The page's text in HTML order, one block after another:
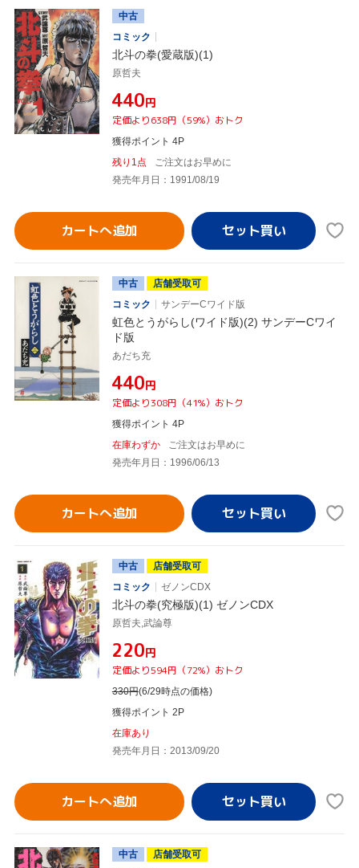
中古
コミック
北斗の拳(愛蔵版)(1)
原哲夫
¥440円
定価より638円（59%）おトク
獲得ポイント 4P
残り1点
ご注文はお早めに
発売年月日：1991/08/19
カートへ追加
中古
店舗受取可
コミック
サンデーCワイド版
虹色とうがらし(ワイド版)(2) サンデーCワイ
ド版
あだち充
¥440円
定価より308円（41%）おトク
獲得ポイント 4P
在庫わずか
ご注文はお早めに
発売年月日：1996/06/13
カートへ追加
中古
店舗受取可
コミック
ゼノンCDX
北斗の拳(究極版)(1) ゼノンCDX
原哲夫,武論尊
¥220円
定価より594円（72%）おトク
330円(6/29時点の価格)
獲得ポイント 2P
在庫あり
発売年月日：2013/09/20
カートへ追加
中古
店舗受取可